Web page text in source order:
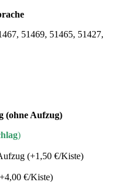
51469, 51465, 51427,
(ohne Aufzug)
)
(+1,50 €/Kiste)
€/Kiste)